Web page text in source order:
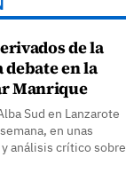
de la
en la
Manrique
Sud en Lanzarote
en unas
análisis crítico sobre